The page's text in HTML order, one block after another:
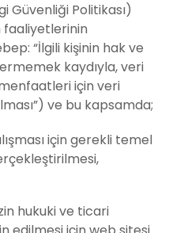
Güvenliği Politikası)
faaliyetlerinin
“İlgili kişinin hak ve
kaydıyla, veri
için veri
ve bu kapsamda;
için gerekli temel
hukuki ve ticari